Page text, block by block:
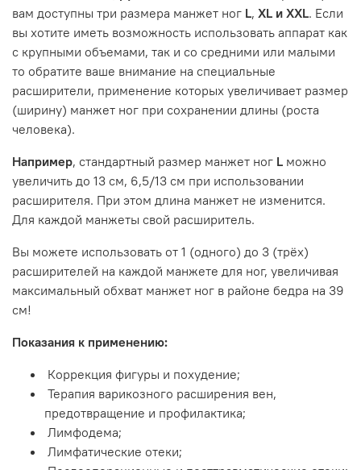
вам доступны три размера манжет ног L, XL и XXL. Если
вы хотите иметь возможность использовать аппарат как
с крупными объемами, так и со средними или малыми
то обратите ваше внимание на специальные
расширители, применение которых увеличивает размер
(ширину) манжет ног при сохранении длины (роста
человека).
Например, стандартный размер манжет ног L можно
увеличить до 13 см, 6,5/13 см при использовании
расширителя. При этом длина манжет не изменится.
Для каждой манжеты свой расширитель.
Вы можете использовать от 1 (одного) до 3 (трёх)
расширителей на каждой манжете для ног, увеличивая
максимальный обхват манжет ног в районе бедра на 39
см!
Показания к применению:
Коррекция фигуры и похудение;
Терапия варикозного расширения вен,
предотвращение и профилактика;
Лимфодема;
Лимфатические отеки;